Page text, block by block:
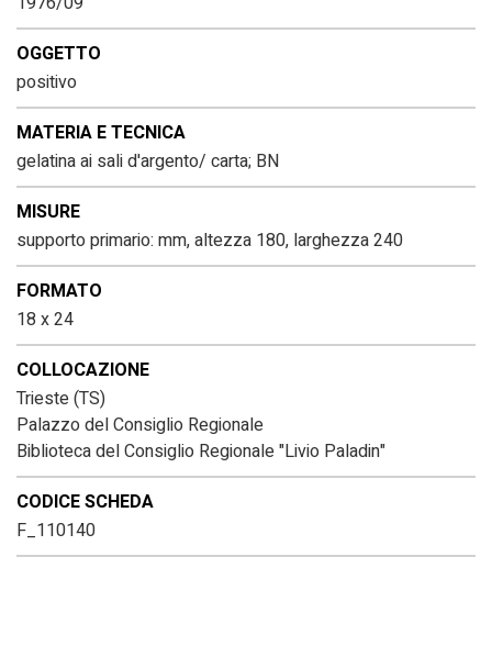
OGGETTO
positivo
MATERIA E TECNICA
gelatina ai sali d'argento/ carta; BN
MISURE
supporto primario: mm, altezza 180, larghezza 240
FORMATO
18 x 24
COLLOCAZIONE
Trieste (TS)
Palazzo del Consiglio Regionale
Biblioteca del Consiglio Regionale "Livio Paladin"
CODICE SCHEDA
F_110140